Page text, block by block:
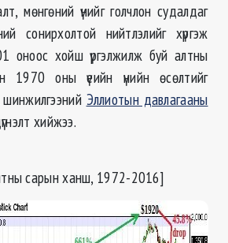
мөнгөний үнийг голчлон судалдаг
сонирхолтой нийтлэлийг хүргэж
оноос хойш үргэлжилж буй алтны
1970 оны үеийн үнийн өсөлтийг
Эллиотын давлагааны
хийжээ.
сарын ханш, 1972-2016]